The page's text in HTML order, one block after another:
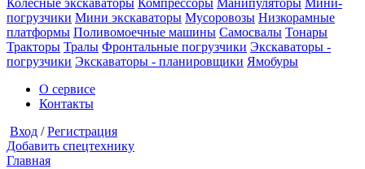
Колесные экскаваторы Компрессоры Манипуляторы Мини-
погрузчики Мини экскаваторы Мусоровозы Низкорамные
платформы Поливомоечные машины Самосвалы Тонары
Тракторы Тралы Фронтальные погрузчики Экскаваторы -
погрузчики Экскаваторы - планировщики Ямобуры
О сервисе
Контакты
Вход /Регистрация
Добавить спецтехнику
Главная